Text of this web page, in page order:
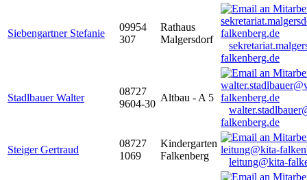
Siebengartner Stefanie
09954
307
Rathaus
Malgersdorf
falkenberg.de
Stadlbauer Walter
08727
9604-30
Altbau - A 5
falkenberg.de
Steiger Gertraud
08727
1069
Kindergarten
Falkenberg
leitung@kita-